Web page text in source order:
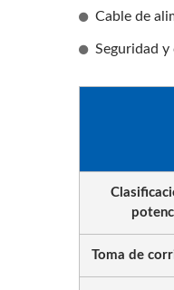
Cable de
Seguridad y
Toma de
PDU